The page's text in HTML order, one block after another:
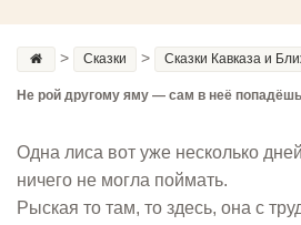
> Сказки > Сказки Кавказа и
Не рой другому яму — сам в неё попадёшь
Одна лиса вот уже несколько
ничего не могла поймать.
Рыская то там, то здесь, она с